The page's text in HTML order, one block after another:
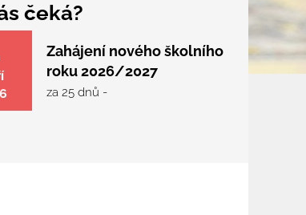
čeká?
Zahájení nového školního
roku 2026/2027
za 25 dnů -